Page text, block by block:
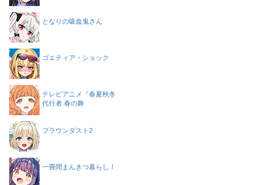
となりの吸血鬼さん
ゴエティア・ショック
テレビアニメ『春夏秋冬
代行者 春の舞
ブラウンダスト2
一畳間まんきつ暮らし！